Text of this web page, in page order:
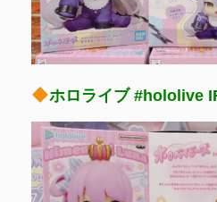
ホロライブ #hololive